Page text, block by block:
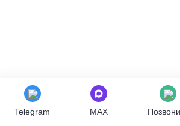
Telegram MAX